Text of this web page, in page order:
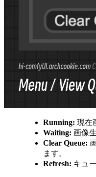
Running: 現在
Waiting: 画像
Clear Queue:
ます。
Refresh: キュ